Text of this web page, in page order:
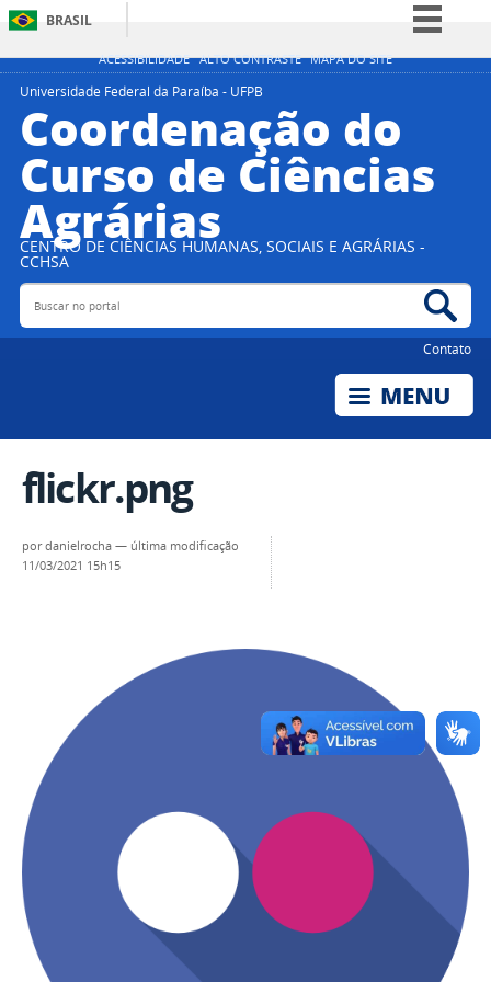
ACESSIBILIDADE ALTO CONTRASTE MAPA DO SITE
BRASIL
Simplifique!
Participe
Acesso à informação
Legislação
Universidade Federal da Paraíba - UFPB
Coordenação do
Curso de Ciências
Agrárias
CENTRO DE CIÊNCIAS HUMANAS, SOCIAIS E AGRÁRIAS -
CCHSA
Buscar no portal
Contato
flickr.png
pordanielrocha — última modificação
11/03/2021 15h15